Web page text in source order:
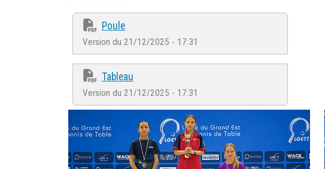
Poule
Version du 21/12/2025 - 17:31
Tableau
Version du 21/12/2025 - 17:31